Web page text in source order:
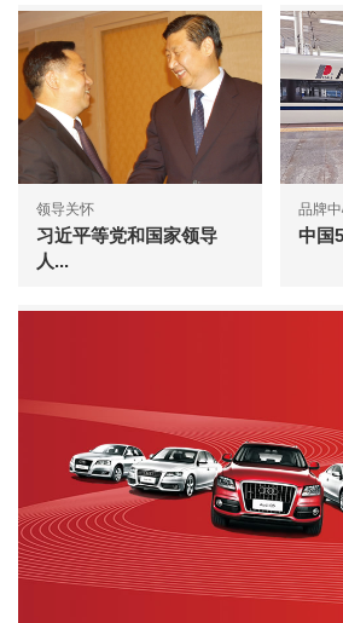
领导关怀
习近平等党和国家领导
人...
品牌
中国